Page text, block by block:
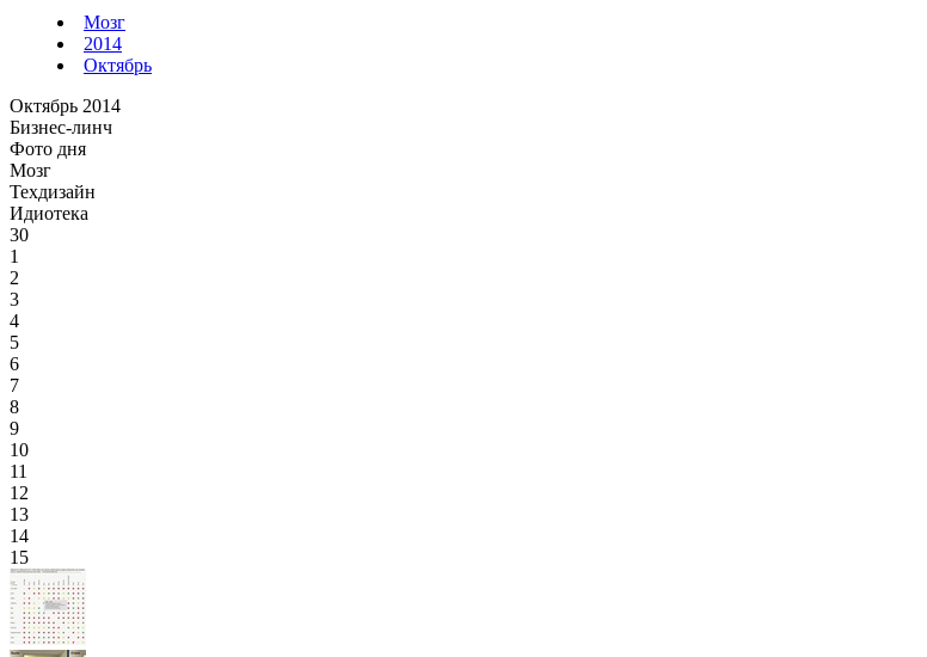
Мозг
2014
Октябрь
Октябрь 2014
Бизнес-линч
Фото дня
Мозг
Техдизайн
Идиотека
30
1
2
3
4
5
6
7
8
9
10
11
12
13
14
15